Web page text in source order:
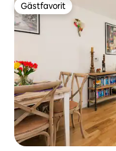
Gästfavorit
Gästfavorit